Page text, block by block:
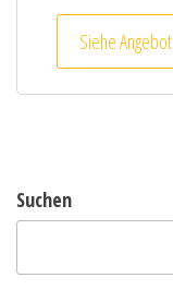
Siehe Angebot
Suchen